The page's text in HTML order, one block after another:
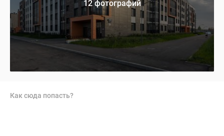
12 фотографий
Как сюда попасть?